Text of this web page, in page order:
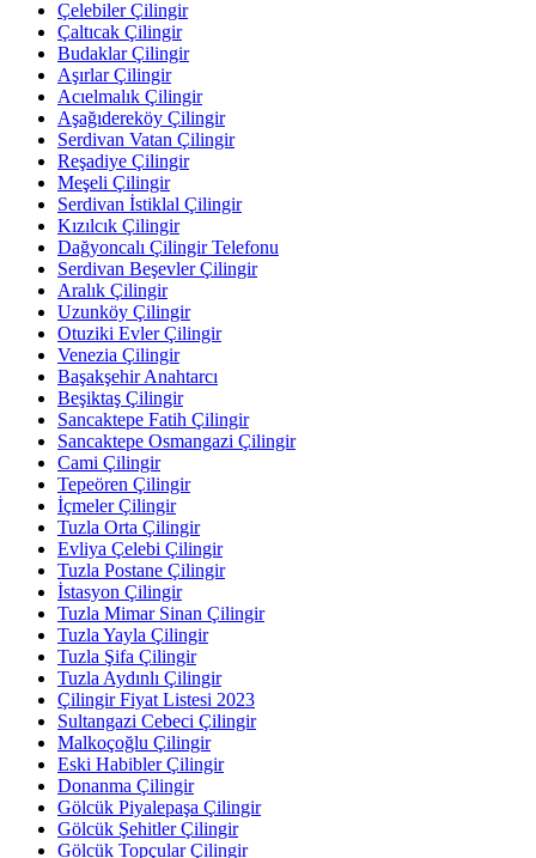
Çelebiler Çilingir
Çaltıcak Çilingir
Budaklar Çilingir
Aşırlar Çilingir
Acıelmalık Çilingir
Aşağıdereköy Çilingir
Serdivan Vatan Çilingir
Reşadiye Çilingir
Meşeli Çilingir
Serdivan İstiklal Çilingir
Kızılcık Çilingir
Dağyoncalı Çilingir Telefonu
Serdivan Beşevler Çilingir
Aralık Çilingir
Uzunköy Çilingir
Otuziki Evler Çilingir
Venezia Çilingir
Başakşehir Anahtarcı
Beşiktaş Çilingir
Sancaktepe Fatih Çilingir
Sancaktepe Osmangazi Çilingir
Cami Çilingir
Tepeören Çilingir
İçmeler Çilingir
Tuzla Orta Çilingir
Evliya Çelebi Çilingir
Tuzla Postane Çilingir
İstasyon Çilingir
Tuzla Mimar Sinan Çilingir
Tuzla Yayla Çilingir
Tuzla Şifa Çilingir
Tuzla Aydınlı Çilingir
Çilingir Fiyat Listesi 2023
Sultangazi Cebeci Çilingir
Malkoçoğlu Çilingir
Eski Habibler Çilingir
Donanma Çilingir
Gölcük Piyalepaşa Çilingir
Gölcük Şehitler Çilingir
Gölcük Topçular Çilingir